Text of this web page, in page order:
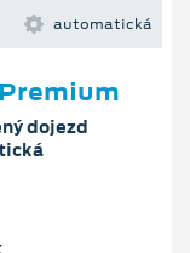
automatická
dojezd